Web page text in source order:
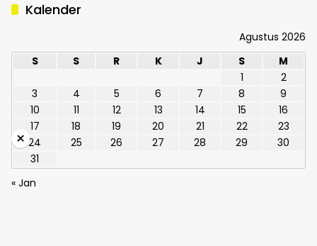
Kalender
Agustus 2026
S
S R K J S
M
1
2
3
4 5 6 7 8
9
10
11 12 13 14 15
16
17
18 19 20 21 22
23
24
25 26 27 28 29
30
31
« Jan
×